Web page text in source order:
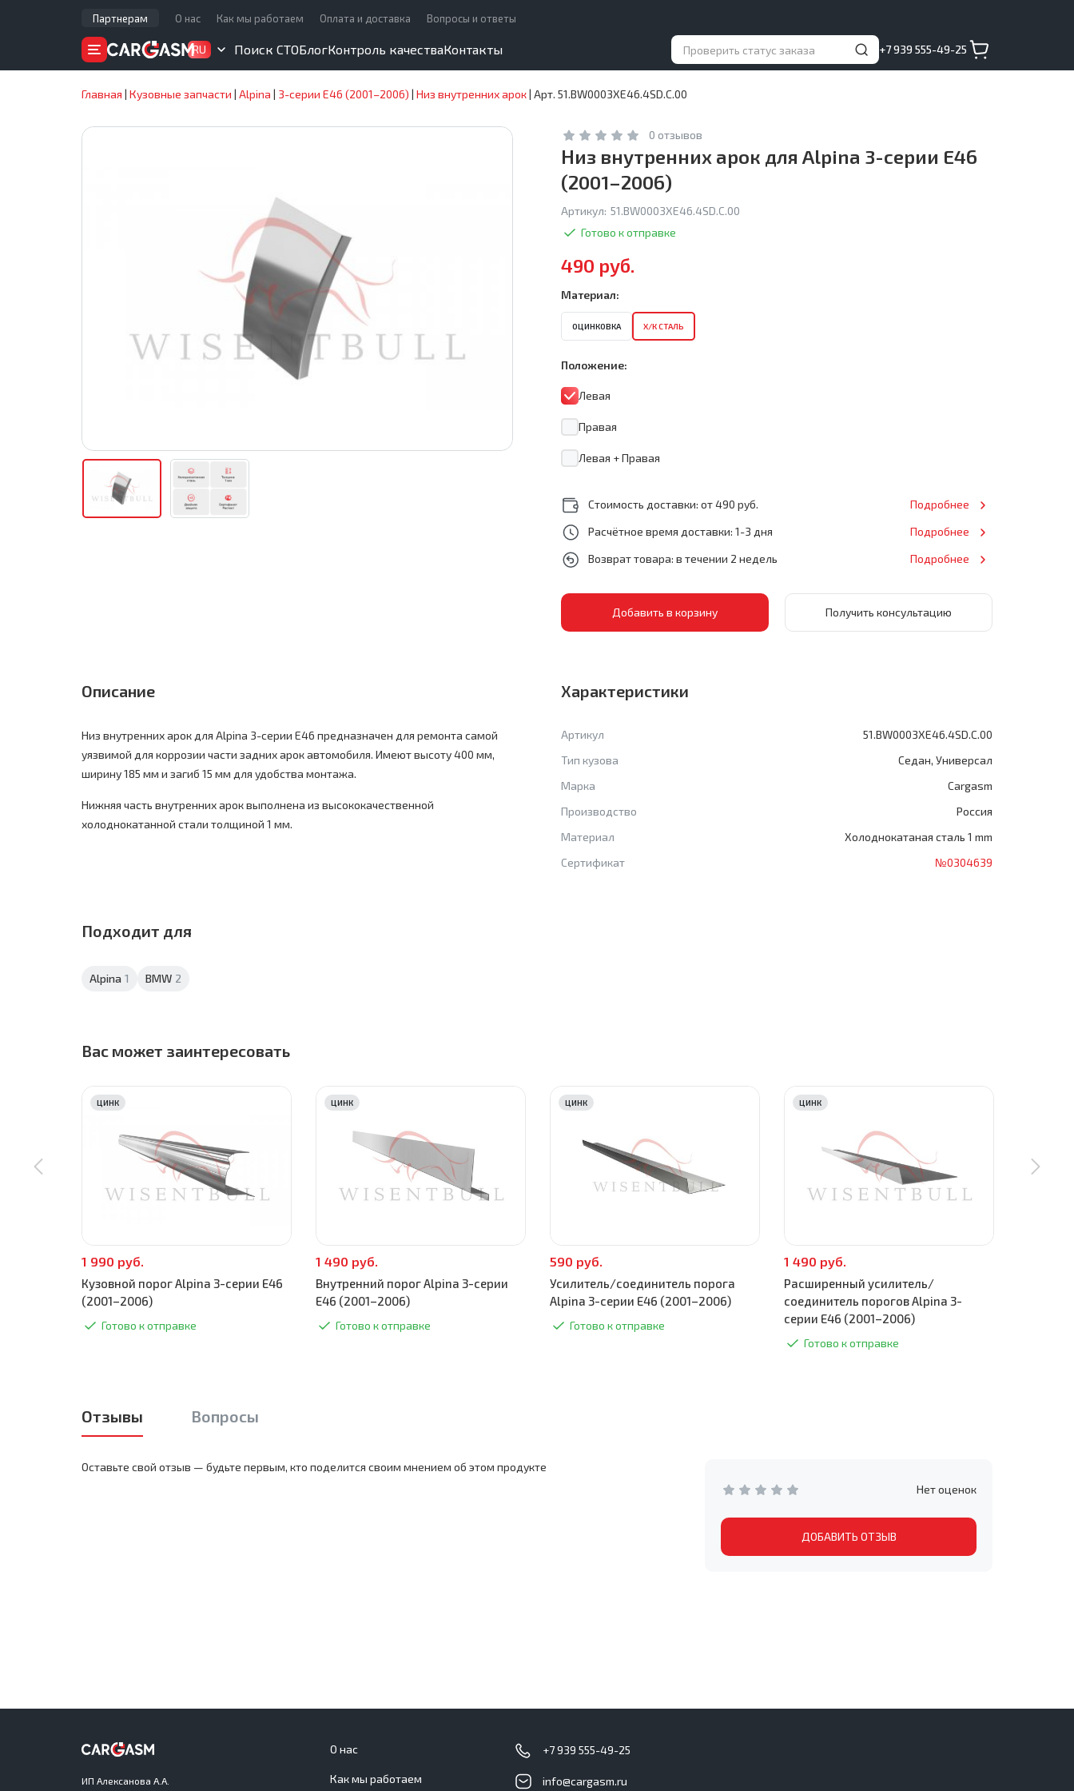
Партнерам О нас Как мы работаем Оплата и доставка Вопросы и ответы
RU Поиск СТОБлогКонтроль качестваКонтакты +7 939 555-49-25
Главная | Кузовные запчасти | Alpina | 3-серии E46 (2001–2006) | Низ внутренних арок | Арт. 51.BW0003XE46.4SD.C.00
0 отзывов
Низ внутренних арок для Alpina 3-серии E46
(2001–2006)
Артикул: 51.BW0003XE46.4SD.C.00
Готово к отправке
490 руб.
Материал:
ОЦИНКОВКА Х/К СТАЛЬ
Положение:
Левая
Правая
Левая + Правая
Стоимость доставки: от 490 руб.
Подробнее
Расчётное время доставки: 1-3 дня
Подробнее
Возврат товара: в течении 2 недель
Подробнее
Получить консультацию
Описание
Низ внутренних арок для Alpina 3-серии E46 предназначен для ремонта самой
уязвимой для коррозии части задних арок автомобиля. Имеют высоту 400 мм,
ширину 185 мм и загиб 15 мм для удобства монтажа.
Нижняя часть внутренних арок выполнена из высококачественной
холоднокатанной стали толщиной 1 мм.
Характеристики
Артикул
51.BW0003XE46.4SD.C.00
Тип кузова
Седан, Универсал
Марка
Cargasm
Производство
Россия
Материал
Холоднокатаная сталь 1 mm
Сертификат
№0304639
Подходит для
Alpina 1 BMW 2
Вас может заинтересовать
1 990 руб.
Кузовной порог Alpina 3-серии E46
(2001–2006)
Готово к отправке
ЦИНК
1 490 руб.
Внутренний порог Alpina 3-серии
E46 (2001–2006)
Готово к отправке
ЦИНК
590 руб.
Усилитель/соединитель порога
Alpina 3-серии E46 (2001–2006)
Готово к отправке
ЦИНК
1 490 руб.
Расширенный усилитель/
соединитель порогов Alpina 3-
серии E46 (2001–2006)
Готово к отправке
ЦИНК
Отзывы Вопросы
Нет оценок
ДОБАВИТЬ ОТЗЫВ
Оставьте свой отзыв — будьте первым, кто поделится своим мнением об этом продукте
ИП Алексанова А.А.
О нас
Как мы работаем
+7 939 555-49-25
info@cargasm.ru